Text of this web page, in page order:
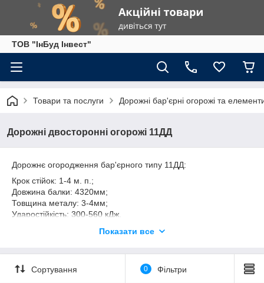
ТОВ "ІнБуд Інвест"
Товари та послуги Дорожні бар'єрні огорожі та
Дорожні двосторонні огорожі 11ДД
Дорожнє огородження бар'єрного типу 11ДД:
Крок стійок: 1-4 м. п.;
Довжина балки: 4320мм;
Товщина металу: 3-4мм;
Ударостійкість: 300-560 кДж.
СБ, Стійка дорожня СД, Консоль розпірка КР, Елемент
кінцевий ЕК, Елемент светловозвращающий ЕС, метизи.
Показати все
Сортування 0 Фільтри